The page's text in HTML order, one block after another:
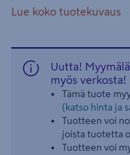
Lue koko tuotekuvaus
Uutta!
myös verkosta!
Tämä tuote
(katso hinta ja
Tuotteen voi
joista tuotetta
Tuotteen voi